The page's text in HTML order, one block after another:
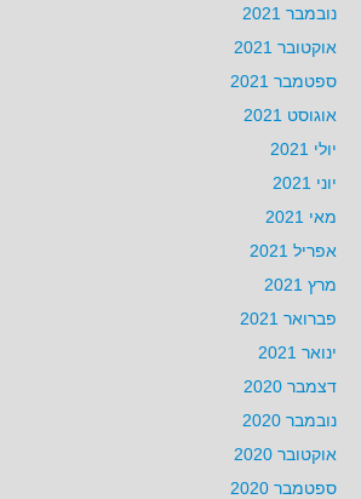
נובמבר 2021
אוקטובר 2021
ספטמבר 2021
אוגוסט 2021
יולי 2021
יוני 2021
מאי 2021
אפריל 2021
מרץ 2021
פברואר 2021
ינואר 2021
דצמבר 2020
נובמבר 2020
אוקטובר 2020
ספטמבר 2020